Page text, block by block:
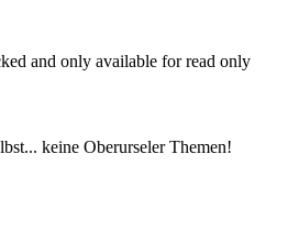
and only available for read only
keine Oberurseler Themen!